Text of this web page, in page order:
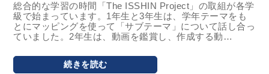
総合的な学習の時間「The ISSHIN Project」の取組が各学
級で始まっています。1年生と3年生は、学年テーマをも
とにマッピングを使って「サブテーマ」について話し合っ
ていました。2年生は、動画を鑑賞し、作成する動…
続きを読む